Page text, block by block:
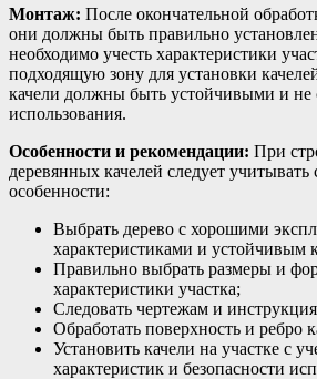
Монтаж: После окончательной
они должны быть правильно
необходимо учесть характеристики
подходящую зону для установки
качели должны быть устойчивыми и не
использования.
Особенности и рекомендации: При
деревянных качелей следует
особенности:
Выбрать дерево с хорошими
характеристиками и устойчивым
Правильно выбрать размеры и
характеристики участка;
Следовать чертежам и
Обработать поверхность и ребро
Установить качели на участке с
характеристик и безопасности